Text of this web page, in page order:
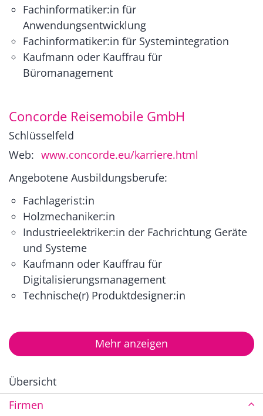
Fachinformatiker:in für
Anwendungsentwicklung
Fachinformatiker:in für Systemintegration
Kaufmann oder Kauffrau für
Büromanagement
Concorde Reisemobile GmbH
Schlüsselfeld
Web: www.concorde.eu/karriere.html
Angebotene Ausbildungsberufe:
Fachlagerist:in
Holzmechaniker:in
Industrieelektriker:in der Fachrichtung Geräte
und Systeme
Kaufmann oder Kauffrau für
Digitalisierungsmanagement
Technische(r) Produktdesigner:in
Mehr anzeigen
Übersicht
Firmen